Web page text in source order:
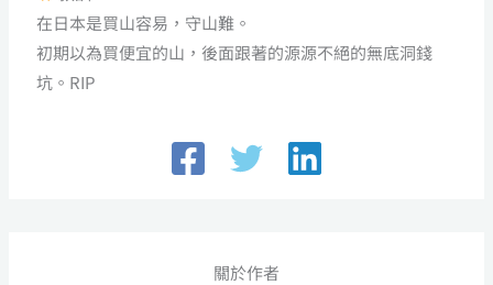
在日本是買山容易，守山難。
初期以為買便宜的山，後面跟著的源源不絕的無底洞錢
坑。RIP
關於作者